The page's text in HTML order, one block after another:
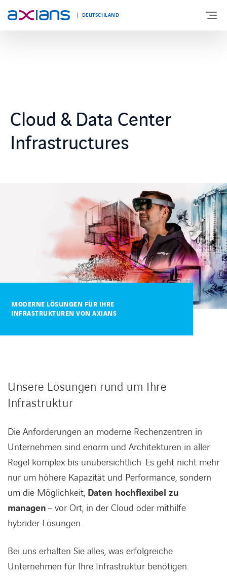
DEUTSCHLAND
PRODUKTE
NEWS UND INSIGHTS
REFERENZEN
KARRIERE
Karriere
Subunternehmer
Cloud & Data Center
Infrastructures
MODERNE LÖSUNGEN FÜR IHRE
INFRASTRUKTUREN VON AXIANS
Unsere Lösungen rund um Ihre
Infrastruktur
Die Anforderungen an moderne Rechenzentren in
Unternehmen sind enorm und Architekturen in aller
Regel komplex bis unübersichtlich. Es geht nicht mehr
nur um höhere Kapazität und Performance, sondern
um die Möglichkeit, Daten hochflexibel zu
managen– vor Ort, in der Cloud oder mithilfe
hybrider Lösungen.
Bei uns erhalten Sie alles, was erfolgreiche
Unternehmen für Ihre Infrastruktur benötigen: